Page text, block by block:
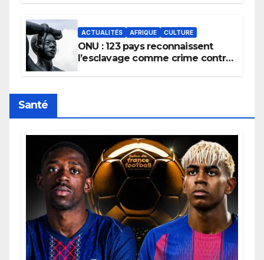
ACTUALITÉS AFRIQUE CULTURE
ONU : 123 pays reconnaissent
l’esclavage comme crime contre
Santé